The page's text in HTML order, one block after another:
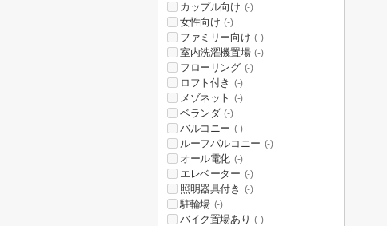
カップル向け (-)
女性向け (-)
ファミリー向け (-)
室内洗濯機置場 (-)
フローリング (-)
ロフト付き (-)
メゾネット (-)
ベランダ (-)
バルコニー (-)
ルーフバルコニー (-)
オール電化 (-)
エレベーター (-)
照明器具付き (-)
駐輪場 (-)
バイク置場あり (-)